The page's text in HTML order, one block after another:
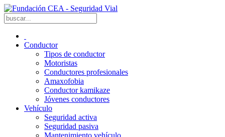
Conductor
Tipos de conductor
Motoristas
Conductores profesionales
Amaxofobia
Conductor kamikaze
Jóvenes conductores
Vehículo
Seguridad activa
Seguridad pasiva
Mantenimiento vehículo